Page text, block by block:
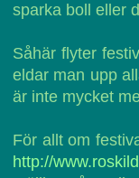
sparka boll eller
Såhär flyter
eldar man upp
är inte mycket
För allt om
http://